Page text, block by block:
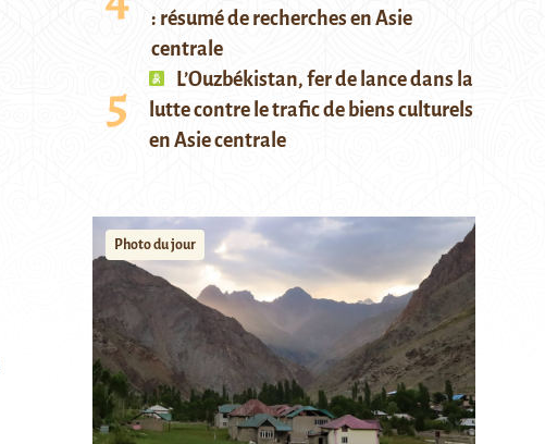
: résumé de recherches en Asie
centrale
L’Ouzbékistan, fer de lance dans la
lutte contre le trafic de biens culturels
en Asie centrale
Photo du jour